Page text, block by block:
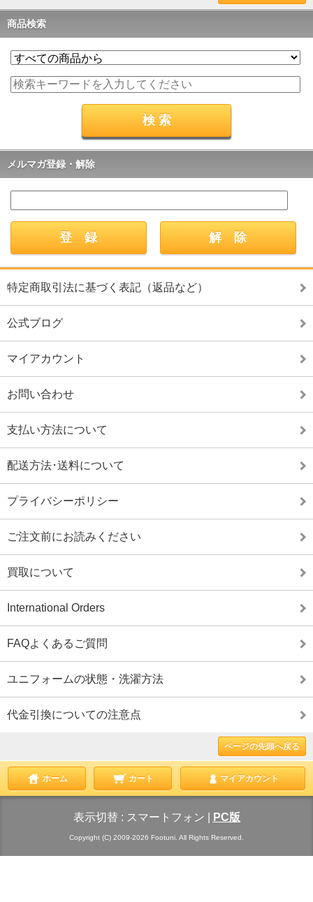
商品検索
メルマガ登録・解除
特定商取引法に基づく表記（返品など）
公式ブログ
マイアカウント
お問い合わせ
支払い方法について
配送方法･送料について
プライバシーポリシー
ご注文前にお読みください
買取について
International Orders
FAQよくあるご質問
ユニフォームの状態・洗濯方法
代金引換についての注意点
ページの先頭へ戻る
ホーム カート マイアカウント
表示切替 : スマートフォン PC版
Copyright (C) 2009-2026 Footuni. All Rights Reserved.